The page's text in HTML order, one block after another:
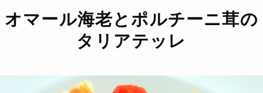
オマール海老とポルチーニ茸の
タリアテッレ